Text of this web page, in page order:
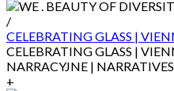
/
CELEBRATING GLASS |
CELEBRATING GLASS |
NARRACYJNE |
+